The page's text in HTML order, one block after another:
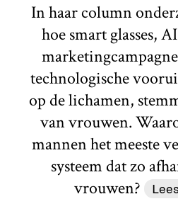
In haar column
hoe smart glasses,
technologische
op de lichamen,
van vrouwen.
mannen het meeste
systeem dat zo
vrouwen?